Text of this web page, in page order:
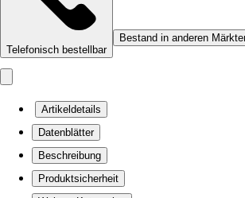
Telefonisch bestellbar
Bestand in anderen
Artikeldetails
Datenblätter
Beschreibung
Produktsicherheit